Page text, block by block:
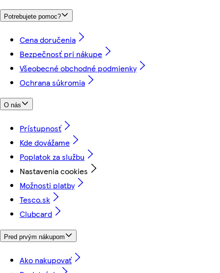
Potrebujete pomoc?
Cena doručenia
Bezpečnosť pri nákupe
Všeobecné obchodné podmienky
Ochrana súkromia
O nás
Prístupnosť
Kde dovážame
Poplatok za službu
Nastavenia cookies
Možnosti platby
Tesco.sk
Clubcard
Pred prvým nákupom
Ako nakupovať